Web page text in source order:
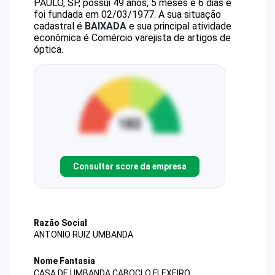
PAULO, SP, possui 49 anos, 5 meses e 6 dias e
foi fundada em 02/03/1977. A sua situação
cadastral é BAIXADA e sua principal atividade
econômica é Comércio varejista de artigos de
óptica.
Consultar score da empresa
Razão Social
ANTONIO RUIZ UMBANDA
Nome Fantasia
CASA DE UMBANDA CABOCLO FLEXEIRO